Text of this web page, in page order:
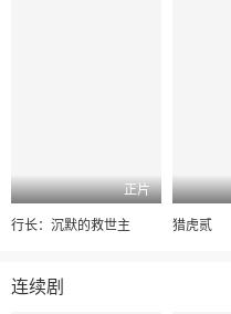
正片
行长：沉默的救世主
猎虎贰
连续剧